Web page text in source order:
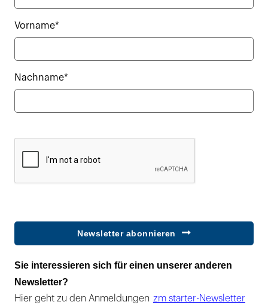
Vorname*
Nachname*
Newsletter abonnieren
Sie interessieren sich für einen unserer anderen
Newsletter?
Hier geht zu den Anmeldungen zm starter-Newsletter